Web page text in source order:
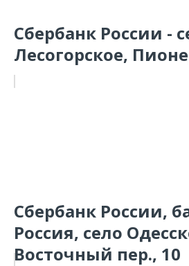
Сбербанк России -
Лесогорское,
Сбербанк России,
Россия, село
Восточный пер., 10